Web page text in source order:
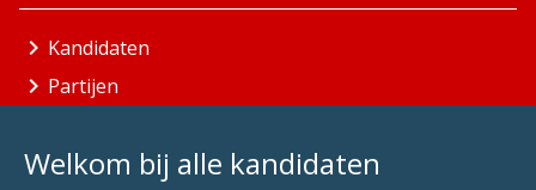
Welkom bij alle kandidaten
Kandidaten
Partijen
Aandachtsgebieden